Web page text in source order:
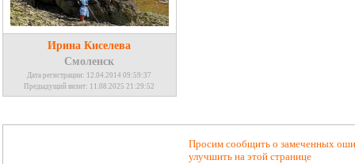
Ирина Киселева
Смоленск
Дата регистрации: 12.04.2014 09:59:37
Предыдущий визит: 11.08.2025 21:29:52
Просим сообщить о замеченных
улучшить на этой странице